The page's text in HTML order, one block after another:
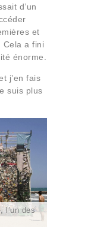
d’un
et
Cela a fini
énorme.
j’en fais
suis plus
l’un des